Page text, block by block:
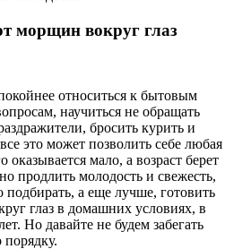
морщин вокруг глаз
относиться к бытовым
научиться не обращать
бросить курить и
это может позволить себе любая
оказывается мало, а возраст берет
продлить молодость и свежесть,
а еще лучше, готовить
глаз в домашних условиях, в
Но давайте не будем забегать
порядку.